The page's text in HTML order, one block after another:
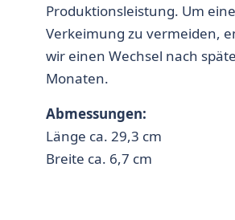
Produktionsleistung. Um eine
Verkeimung zu vermeiden,
wir einen Wechsel nach
Monaten.
Abmessungen:
Länge ca. 29,3 cm
Breite ca. 6,7 cm